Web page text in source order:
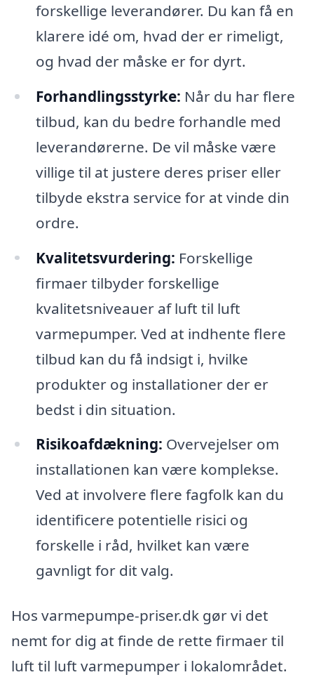
forskellige leverandører. Du kan få en
klarere idé om, hvad der er rimeligt,
og hvad der måske er for dyrt.
Forhandlingsstyrke: Når du har flere
tilbud, kan du bedre forhandle med
leverandørerne. De vil måske være
villige til at justere deres priser eller
tilbyde ekstra service for at vinde din
ordre.
Kvalitetsvurdering: Forskellige
firmaer tilbyder forskellige
kvalitetsniveauer af luft til luft
varmepumper. Ved at indhente flere
tilbud kan du få indsigt i, hvilke
produkter og installationer der er
bedst i din situation.
Risikoafdækning: Overvejelser om
installationen kan være komplekse.
Ved at involvere flere fagfolk kan du
identificere potentielle risici og
forskelle i råd, hvilket kan være
gavnligt for dit valg.
Hos varmepumpe-priser.dk gør vi det
nemt for dig at finde de rette firmaer til
luft til luft varmepumper i lokalområdet.